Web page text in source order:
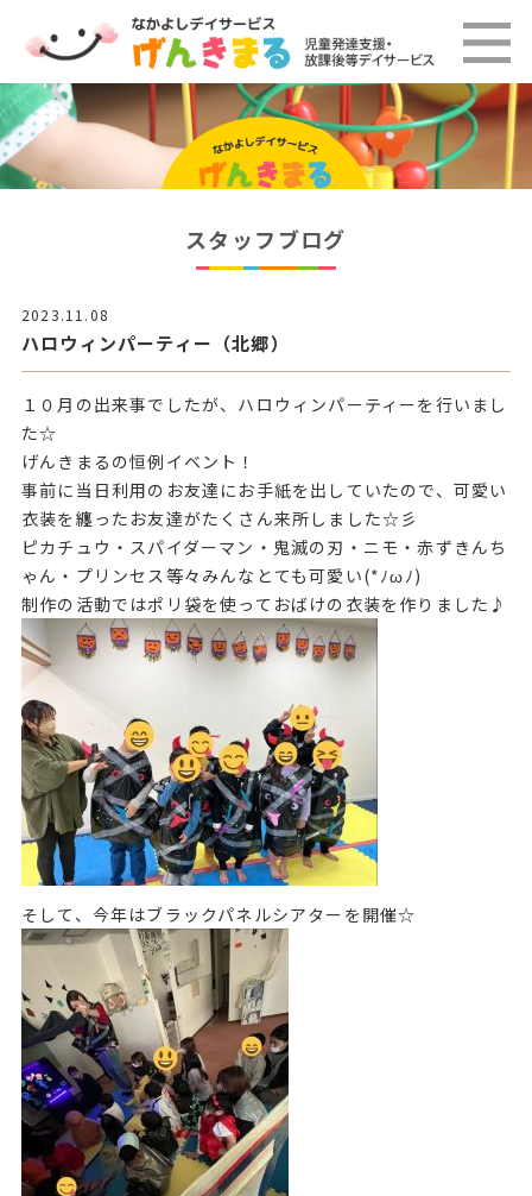
スタッフブログ
2023.11.08
ハロウィンパーティー（北郷）
１０月の出来事でしたが、ハロウィンパーティーを行いまし
た☆
げんきまるの恒例イベント！
事前に当日利用のお友達にお手紙を出していたので、可愛い
衣装を纏ったお友達がたくさん来所しました☆彡
ピカチュウ・スパイダーマン・鬼滅の刃・ニモ・赤ずきんち
ゃん・プリンセス等々みんなとても可愛い(*ﾉωﾉ)
制作の活動ではポリ袋を使っておばけの衣装を作りました♪
そして、今年はブラックパネルシアターを開催☆